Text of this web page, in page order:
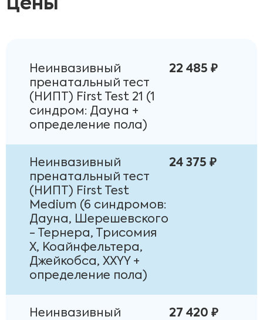
Цены
Неинвазивный
пренатальный тест
(НИПТ) First Test 21 (1
синдром: Дауна +
определение пола)
22 485 ₽
Неинвазивный
пренатальный тест
(НИПТ) First Test
Medium (6 синдромов:
Дауна, Шерешевского
- Тернера, Трисомия
Х, Коайнфельтера,
Джейкобса, XXYY +
определение пола)
24 375 ₽
Неинвазивный
27 420 ₽